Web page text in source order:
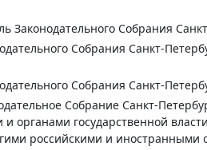
Законодательного Собрания
Собрания Санкт-
Собрания Санкт-
Собрание Санкт-
органами государственной
российскими и иностранными